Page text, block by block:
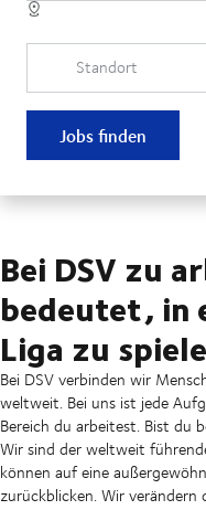
Standort
Jobs finden
Bei DSV zu
bedeutet, in
Liga zu
Bei DSV verbinden wir
weltweit. Bei uns ist jede
Bereich du arbeitest. Bist du
Wir sind der weltweit
können auf eine
zurückblicken. Wir